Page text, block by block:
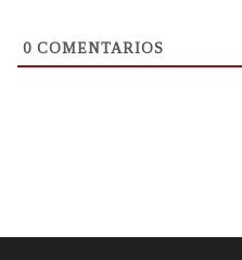
0 COMENTARIOS